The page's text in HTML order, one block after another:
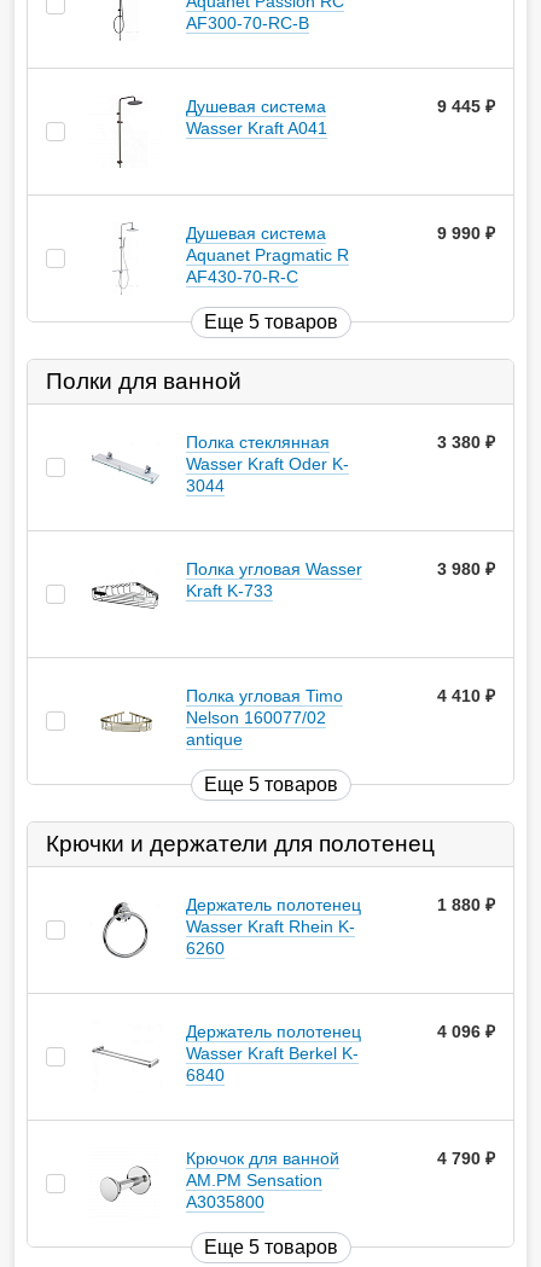
AF300-70-RC-B
Душевая система
Wasser Kraft A041
9 445
Душевая система
Aquanet Pragmatic R
AF430-70-R-C
9 990
Еще 5 товаров
Полки для ванной
Полка стеклянная
Wasser Kraft Oder K-
3044
3 380
Полка угловая Wasser
Kraft K-733
3 980
Полка угловая Timo
Nelson 160077/02
antique
4 410
Еще 5 товаров
Крючки и держатели для полотенец
Держатель полотенец
Wasser Kraft Rhein K-
6260
1 880
Держатель полотенец
Wasser Kraft Berkel K-
6840
4 096
Крючок для ванной
AM.PM Sensation
A3035800
4 790
Еще 5 товаров